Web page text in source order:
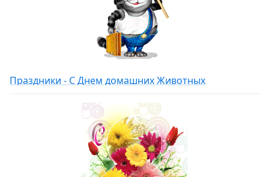
Праздники - С Днем домашних Животных